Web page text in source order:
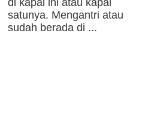
di kapal ini atau kapal
satunya. Mengantri atau
sudah berada di ...